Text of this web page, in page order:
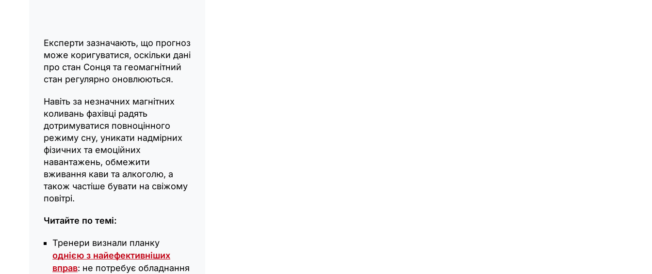
Експерти зазначають, що прогноз
може коригуватися, оскільки дані
про стан Сонця та геомагнітний
стан регулярно оновлюються.
Навіть за незначних магнітних
коливань фахівці радять
дотримуватися повноцінного
режиму сну, уникати надмірних
фізичних та емоційних
навантажень, обмежити
вживання кави та алкоголю, а
також частіше бувати на свіжому
повітрі.
Читайте по темі:
Тренери визнали планку
однією з найефективніших
вправ: не потребує обладнання